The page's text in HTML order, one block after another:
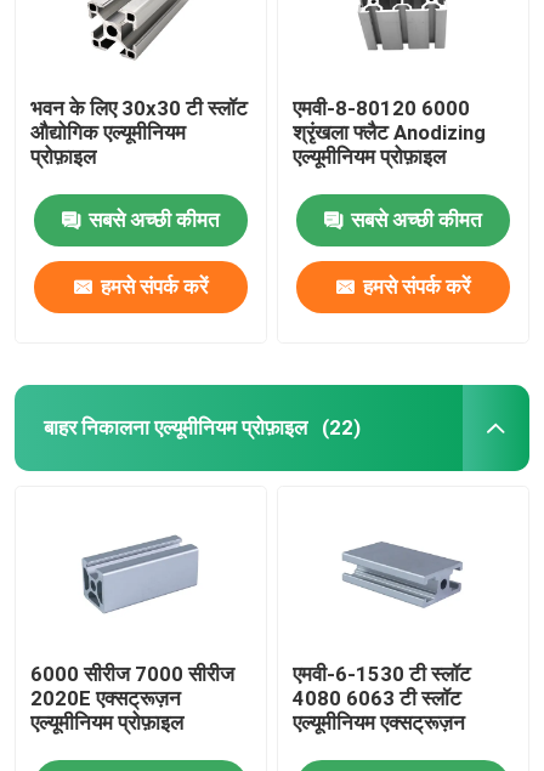
भवन के लिए 30x30 टी स्लॉट
औद्योगिक एल्यूमीनियम
प्रोफ़ाइल
सबसे अच्छी कीमत
हमसे संपर्क करें
एमवी-8-80120 6000
श्रृंखला फ्लैट Anodizing
एल्यूमीनियम प्रोफ़ाइल
सबसे अच्छी कीमत
हमसे संपर्क करें
बाहर निकालना एल्यूमीनियम प्रोफ़ाइल (22)
6000 सीरीज 7000 सीरीज
2020E एक्सट्रूज़न
एल्यूमीनियम प्रोफ़ाइल
एमवी-6-1530 टी स्लॉट
4080 6063 टी स्लॉट
एल्यूमीनियम एक्सट्रूज़न